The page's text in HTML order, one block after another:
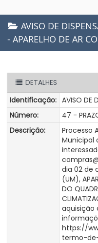
AVISO DE
- APARELHO DE AR
DETALHES
Identificação: AVISO DE
Número:
47 -
Descrição:
Processo
Municipal
dia 02 de
(UM),
DO
aquisição
https://
termo-